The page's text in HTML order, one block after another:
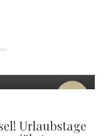
22
Urlaubstage